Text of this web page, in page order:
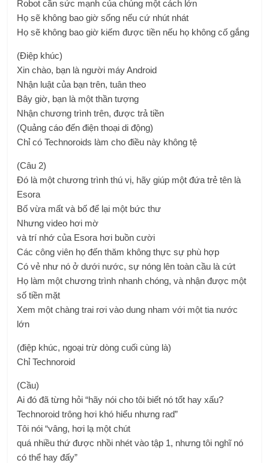
Robot cần sức mạnh của chúng một cách lớn
Họ sẽ không bao giờ sống nếu cứ nhút nhát
Họ sẽ không bao giờ kiếm được tiền nếu họ không cố gắng
(Điệp khúc)
Xin chào, bạn là người máy Android
Nhận luật của bạn trên, tuân theo
Bây giờ, bạn là một thần tượng
Nhận chương trình trên, được trả tiền
(Quảng cáo đến điện thoại di động)
Chỉ có Technoroids làm cho điều này không tệ
(Câu 2)
Đó là một chương trình thú vị, hãy giúp một đứa trẻ tên là
Esora
Bố vừa mất và bố để lại một bức thư
Nhưng video hơi mờ
và trí nhớ của Esora hơi buồn cười
Các công viên họ đến thăm không thực sự phù hợp
Có vẻ như nó ở dưới nước, sự nóng lên toàn cầu là cứt
Họ làm một chương trình nhanh chóng, và nhận được một
số tiền mặt
Xem một chàng trai rơi vào dung nham với một tia nước
lớn
(điệp khúc, ngoại trừ dòng cuối cùng là)
Chỉ Technoroid
(Cầu)
Ai đó đã từng hỏi “hãy nói cho tôi biết nó tốt hay xấu?
Technoroid trông hơi khó hiểu nhưng rad”
Tôi nói “vâng, hơi lạ một chút
quá nhiều thứ được nhồi nhét vào tập 1, nhưng tôi nghĩ nó
có thể hay đấy”